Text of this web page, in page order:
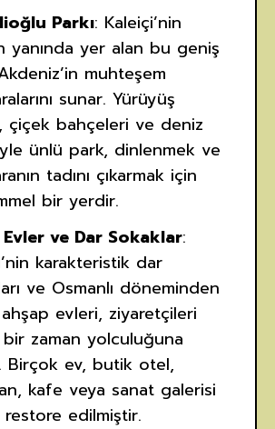
Parkı: Kaleiçi’nin
yanında yer alan bu geniş
muhteşem
sunar. Yürüyüş
çiçek bahçeleri ve deniz
ünlü park, dinlenmek ve
tadını çıkarmak için
bir yerdir.
ve Dar Sokaklar:
karakteristik dar
ve Osmanlı döneminden
evleri, ziyaretçileri
zaman yolculuğuna
Birçok ev, butik otel,
kafe veya sanat galerisi
restore edilmiştir.